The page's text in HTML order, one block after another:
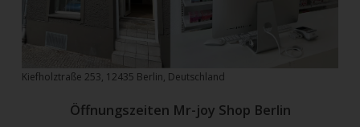
Kiefholztraße 253, 12435 Berlin, Deutschland
Öffnungszeiten Mr-joy Shop Berlin